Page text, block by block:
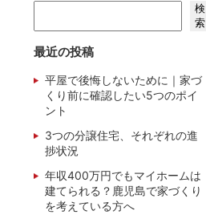
検
索
最近の投稿
平屋で後悔しないために｜家づ
くり前に確認したい5つのポイ
ント
3つの分譲住宅、それぞれの進
捗状況
年収400万円でもマイホームは
建てられる？鹿児島で家づくり
を考えている方へ